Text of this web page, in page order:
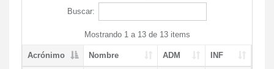
Buscar:
Mostrando 1 a 13 de 13 items
Acrónimo Nombre ADM INF